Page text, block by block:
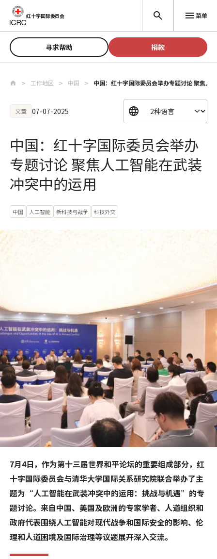
跳至主要内容
红十字国际委员会 菜单
寻求帮助 捐款
工作地区 中国 中国：红十字国际委员会举办专题讨论 聚焦人
文章 07-07-2025
中国：红十字国际委员会举办
专题讨论 聚焦人工智能在武装
冲突中的运用
中国 人工智能 新科技与战争 科技外交
7月4日，作为第十三届世界和平论坛的重要组成部分，红
十字国际委员会与清华大学国际关系研究院联合举办了主
题为“人工智能在武装冲突中的运用：挑战与机遇”的专
题讨论。来自中国、美国及欧洲的专家学者、人道组织和
政府代表围绕人工智能对现代战争和国际安全的影响、伦
理和人道困境及国际治理等议题展开深入交流。